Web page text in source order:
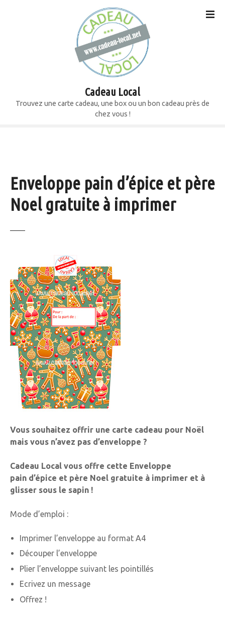
Cadeau Local
Trouvez une carte cadeau, une box ou un bon cadeau près de
chez vous !
Enveloppe pain d’épice et père
Noel gratuite à imprimer
Vous souhaitez offrir une carte cadeau pour Noël
mais vous n’avez pas d’enveloppe ?
Cadeau Local vous offre cette Enveloppe
pain d’épice et père Noel gratuite à imprimer et à
glisser sous le sapin !
Mode d’emploi :
Imprimer l’enveloppe au format A4
Découper l’enveloppe
Plier l’enveloppe suivant les pointillés
Ecrivez un message
Offrez !